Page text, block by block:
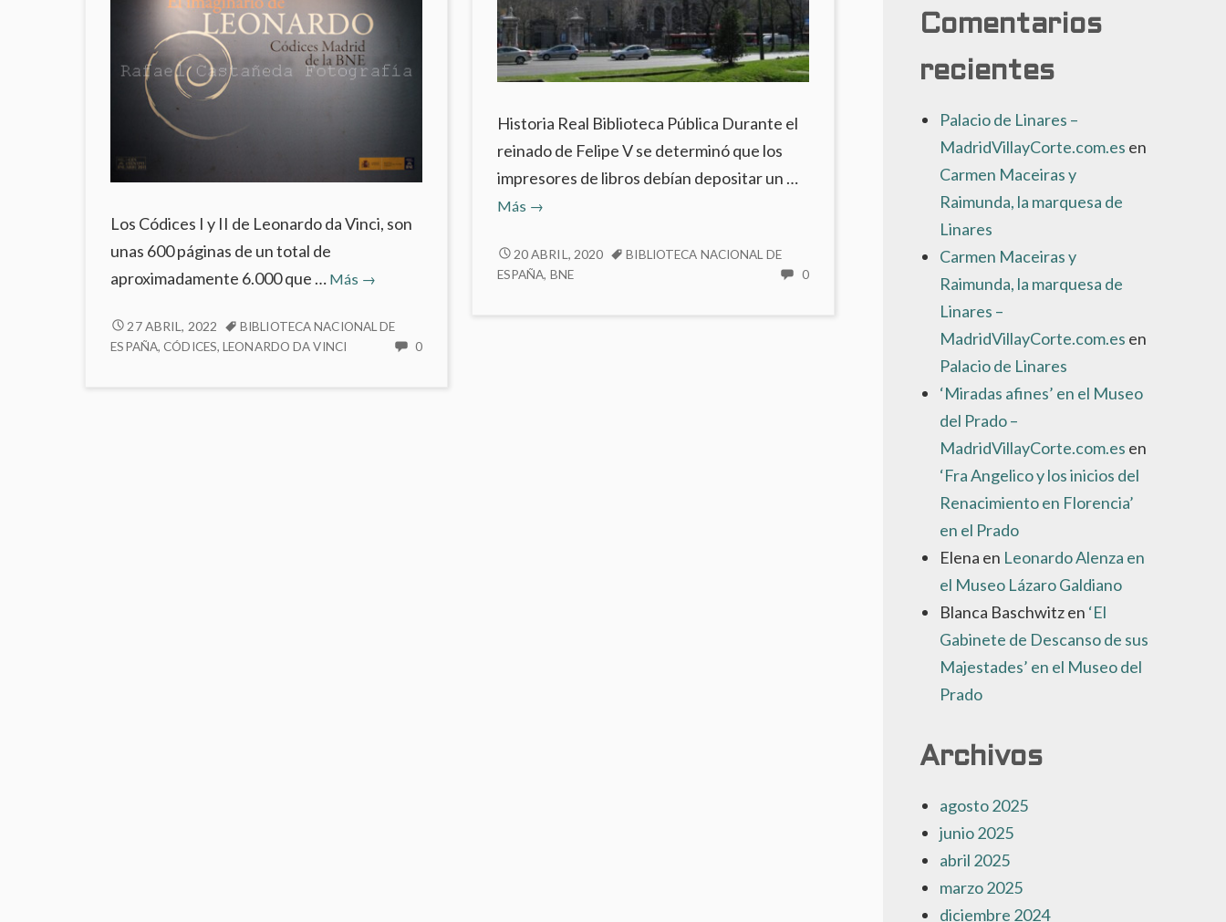
Los Códices I y II de Leonardo da Vinci, son
unas 600 páginas de un total de
aproximadamente 6.000 que … Más
El
de
Leonardo.
→
EL
IMAGINARIO
27 ABRIL, 2022
BIBLIOTECA NACIONAL DE
ESPAÑA,CÓDICES,LEONARDO DA VINCI 0NO
Historia Real Biblioteca Pública Durante el
reinado de Felipe V se determinó que los
impresores de libros debían depositar un …
Más Biblioteca
de
España
→
BIBLIOTECA
NACIONAL
20 ABRIL, 2020
BIBLIOTECA NACIONAL DE
ESPAÑA, BNE 0NO
Comentarios
recientes
Palacio de Linares –
MadridVillayCorte.com.es en
Carmen Maceiras y
Raimunda, la marquesa de
Linares
Carmen Maceiras y
Raimunda, la marquesa de
Linares –
MadridVillayCorte.com.es en
Palacio de Linares
‘Miradas afines’ en el Museo
del Prado –
MadridVillayCorte.com.es en
‘Fra Angelico y los inicios del
Renacimiento en Florencia’
en el Prado
Elena en Leonardo Alenza en
el Museo Lázaro Galdiano
Blanca Baschwitzen ‘El
Gabinete de Descanso de sus
Majestades’ en el Museo del
Prado
Archivos
agosto 2025
junio 2025
abril 2025
marzo 2025
diciembre 2024